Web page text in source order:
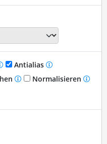
Antialias
Normalisieren